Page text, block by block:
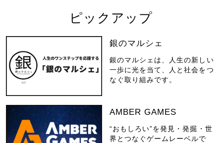
ピックアップ
銀のマルシェ
銀のマルシェは、人生の新しい
一歩に光を当て、人と社会をつ
なぐ取り組みです。
AMBER GAMES
“おもしろい”を発見・発掘・世
界とつなぐゲームレーベルで